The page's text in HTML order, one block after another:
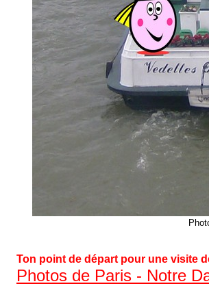
Ton point de départ pour une visite
Photos de Paris - Notre